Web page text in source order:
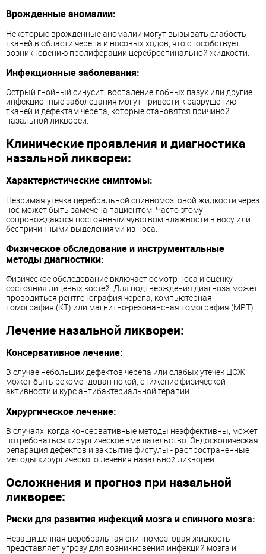
Врожденные аномалии:
Некоторые врожденные аномалии могут вызывать слабость
тканей в области черепа и носовых ходов, что способствует
возникновению пролиферации цереброспинальной жидкости.
Инфекционные заболевания:
Острый гнойный синусит, воспаление лобных пазух или другие
инфекционные заболевания могут привести к разрушению
тканей и дефектам черепа, которые становятся причиной
назальной ликвореи.
Клинические проявления и диагностика
назальной ликвореи:
Характеристические симптомы:
Незримая утечка церебральной спинномозговой жидкости через
нос может быть замечена пациентом. Часто этому
сопровождаются постоянным чувством влажности в носу или
беспричинными выделениями из носа.
Физическое обследование и инструментальные
методы диагностики:
Физическое обследование включает осмотр носа и оценку
состояния лицевых костей. Для подтверждения диагноза может
проводиться рентгенография черепа, компьютерная
томография (КТ) или магнитно-резонансная томография (МРТ).
Лечение назальной ликвореи:
Консервативное лечение:
В случае небольших дефектов черепа или слабых утечек ЦСЖ
может быть рекомендован покой, снижение физической
активности и курс антибактериальной терапии.
Хирургическое лечение:
В случаях, когда консервативные методы неэффективны, может
потребоваться хирургическое вмешательство. Эндоскопическая
репарация дефектов и закрытие фистулы - распространенные
методы хирургического лечения назальной ликвореи.
Осложнения и прогноз при назальной
ликворее:
Риски для развития инфекций мозга и спинного мозга:
Незащищенная церебральная спинномозговая жидкость
представляет угрозу для возникновения инфекций мозга и